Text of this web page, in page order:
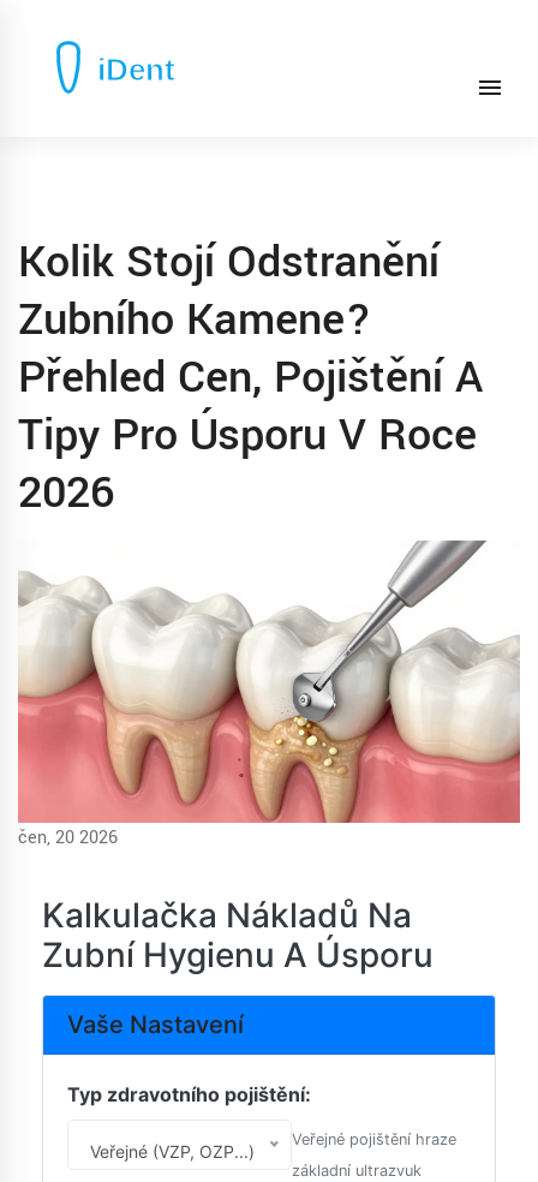
Kolik Stojí Odstranění
Zubního Kamene?
Přehled Cen, Pojištění A
Tipy Pro Úsporu V Roce
2026
čen, 20 2026
Kalkulačka Nákladů Na
Zubní Hygienu A Úsporu
Vaše Nastavení
Typ zdravotního pojištění:
Veřejné (VZP, OZP...)
Veřejné pojištění hraze
základní ultrazvuk